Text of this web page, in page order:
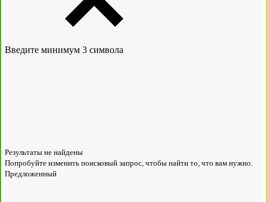
Введите минимум 3 символа
Результаты не найдены
Попробуйте изменить поисковый запрос, чтобы найти то, что вам нужно.
Предложенный